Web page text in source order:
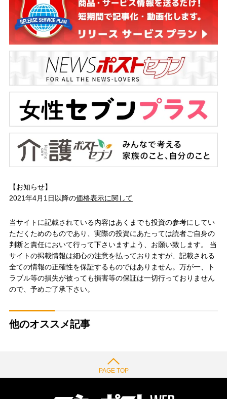
【お知らせ】
2021年4月1日以降の価格表示に関して
当サイトに記載されている内容はあくまでも投資の参考にしてい
ただくためのものであり、実際の投資にあたっては読者ご自身の
判断と責任において行って下さいますよう、お願い致します。 当
サイトの掲載情報は細心の注意を払っておりますが、記載される
全ての情報の正確性を保証するものではありません。万が一、ト
ラブル等の損失が被っても損害等の保証は一切行っておりません
ので、予めご了承下さい。
他のオススメ記事
PAGE TOP